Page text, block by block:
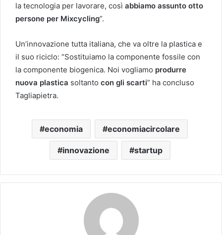
la tecnologia per lavorare, così abbiamo assunto otto
persone per Mixcycling”.
Un’innovazione tutta italiana, che va oltre la plastica e
il suo riciclo: “Sostituiamo la componente fossile con
la componente biogenica. Noi vogliamo produrre
nuova plastica soltanto con gli scarti” ha concluso
Tagliapietra.
economia economiacircolare
innovazione startup